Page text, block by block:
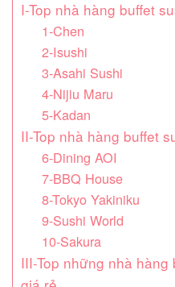
I-Top nhà hàng buffet
1-Chen
2-Isushi
3-Asahi Sushi
4-Nijiu Maru
5-Kadan
II-Top nhà hàng buffet
6-Dining AOI
7-BBQ House
8-Tokyo Yakiniku
9-Sushi World
10-Sakura
III-Top những nhà